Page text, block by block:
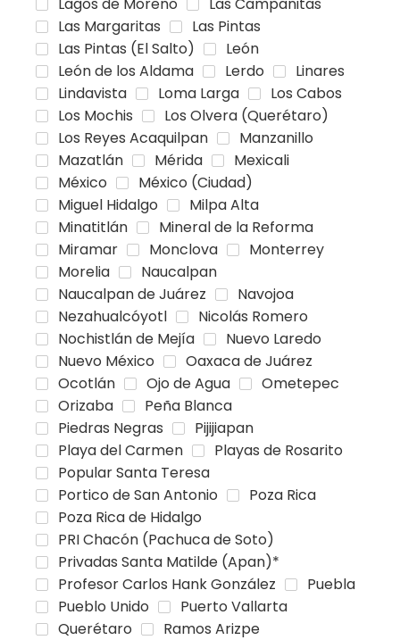
Las Margaritas
Las Pintas
Las Pintas (El Salto)
León
León de los Aldama
Lerdo
Linares
Lindavista
Loma Larga
Los Cabos
Los Mochis
Los Olvera (Querétaro)
Los Reyes Acaquilpan
Manzanillo
Mazatlán
Mérida
Mexicali
México
México (Ciudad)
Miguel Hidalgo
Milpa Alta
Minatitlán
Mineral de la Reforma
Miramar
Monclova
Monterrey
Morelia
Naucalpan
Naucalpan de Juárez
Navojoa
Nezahualcóyotl
Nicolás Romero
Nochistlán de Mejía
Nuevo Laredo
Nuevo México
Oaxaca de Juárez
Ocotlán
Ojo de Agua
Ometepec
Orizaba
Peña Blanca
Piedras Negras
Pijijiapan
Playa del Carmen
Playas de Rosarito
Popular Santa Teresa
Portico de San Antonio
Poza Rica
Poza Rica de Hidalgo
PRI Chacón (Pachuca de Soto)
Privadas Santa Matilde (Apan)*
Profesor Carlos Hank González
Puebla
Pueblo Unido
Puerto Vallarta
Querétaro
Ramos Arizpe